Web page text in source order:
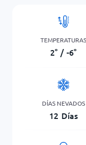
TEMPERATURAS
2° / -6°
DÍAS NEVADOS
12 Días